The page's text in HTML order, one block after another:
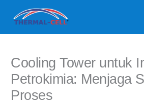
Cooling Tower untuk
Petrokimia: Menjaga
Proses